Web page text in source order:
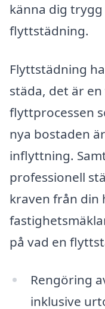
känna dig
flyttstädning.
Flyttstädning
städa, det är
flyttprocessen
nya bostaden
inflyttning.
professionell
kraven från din
på vad en
Rengöring
inklusive